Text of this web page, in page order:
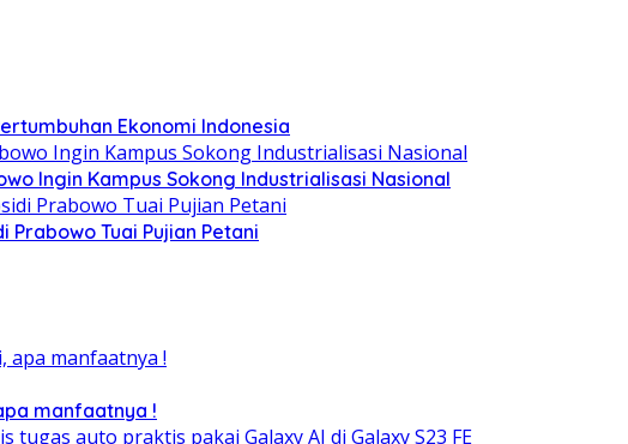
Ekonomi Indonesia
Ingin Kampus Sokong Industrialisasi Nasional
Prabowo Tuai Pujian Petani
manfaatnya !